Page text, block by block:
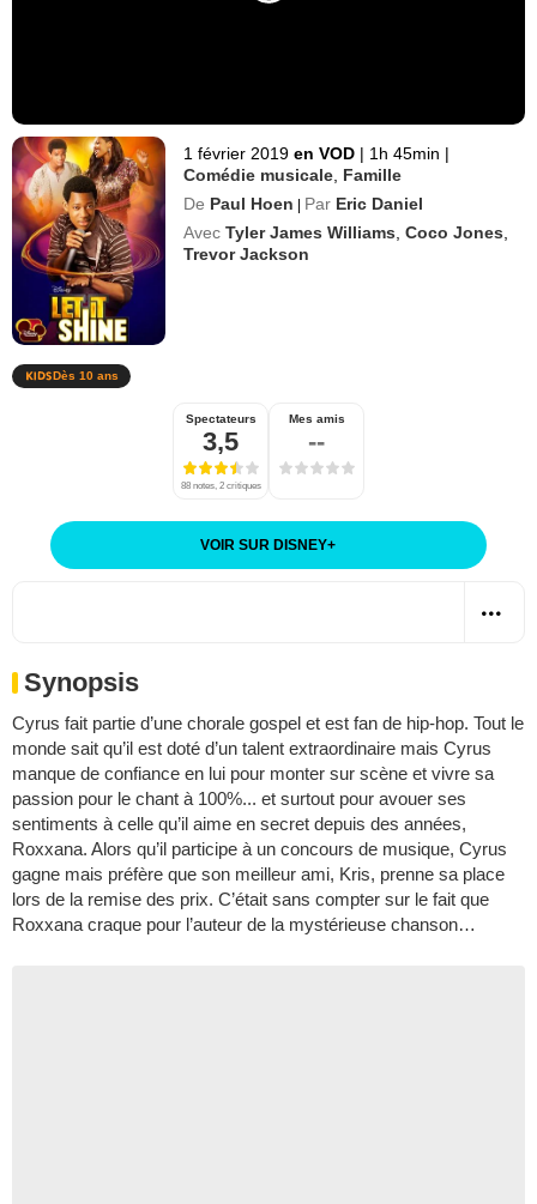
1 février 2019 en VOD | 1h 45min |
Comédie musicale Famille
De Paul Hoen | Par Eric Daniel
Avec Tyler James Williams ,Coco Jones
Trevor Jackson
Dès 10 ans
Spectateurs
3,5
88 notes, 2 critiques
Mes amis
--
VOIR SUR DISNEY+
Synopsis
Cyrus fait partie d’une chorale gospel et est fan de hip-hop. Tout le
monde sait qu’il est doté d’un talent extraordinaire mais Cyrus
manque de confiance en lui pour monter sur scène et vivre sa
passion pour le chant à 100%... et surtout pour avouer ses
sentiments à celle qu’il aime en secret depuis des années,
Roxxana. Alors qu’il participe à un concours de musique, Cyrus
gagne mais préfère que son meilleur ami, Kris, prenne sa place
lors de la remise des prix. C’était sans compter sur le fait que
Roxxana craque pour l’auteur de la mystérieuse chanson…